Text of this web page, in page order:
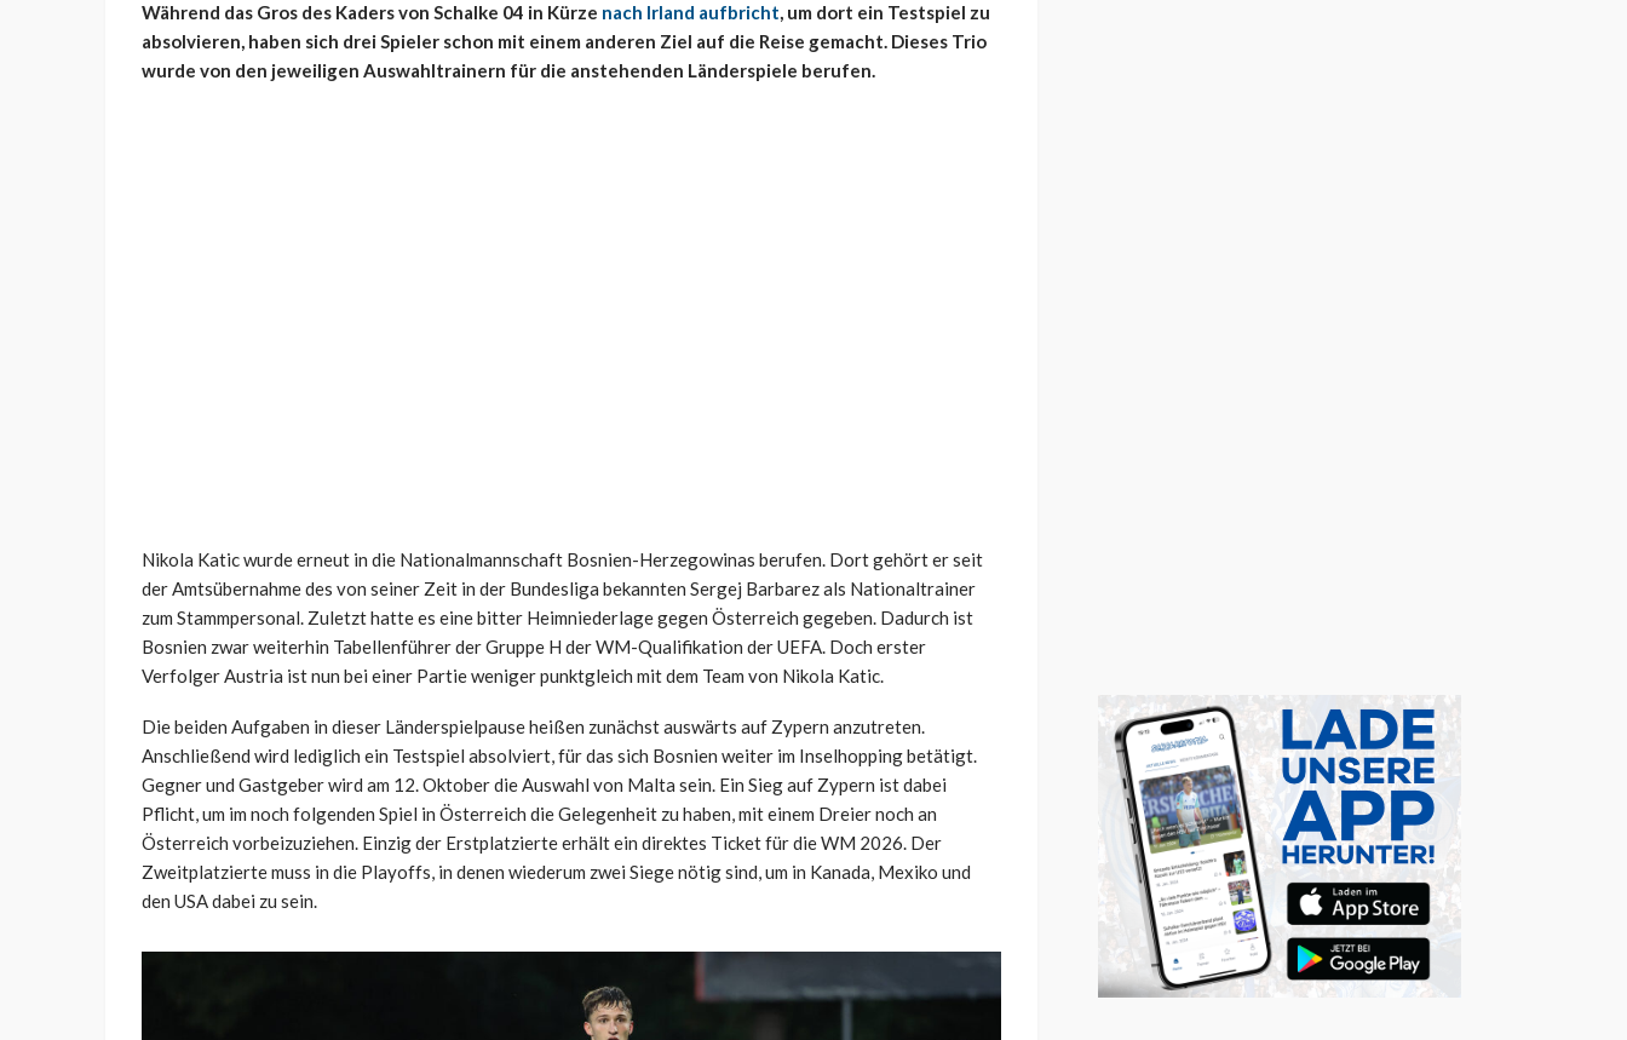
Während das Gros des Kaders von Schalke 04 in Kürze nach Irland aufbricht, um dort ein Testspiel zu
absolvieren, haben sich drei Spieler schon mit einem anderen Ziel auf die Reise gemacht. Dieses Trio
wurde von den jeweiligen Auswahltrainern für die anstehenden Länderspiele berufen.
Nikola Katic wurde erneut in die Nationalmannschaft Bosnien-Herzegowinas berufen. Dort gehört er seit
der Amtsübernahme des von seiner Zeit in der Bundesliga bekannten Sergej Barbarez als Nationaltrainer
zum Stammpersonal. Zuletzt hatte es eine bitter Heimniederlage gegen Österreich gegeben. Dadurch ist
Bosnien zwar weiterhin Tabellenführer der Gruppe H der WM-Qualifikation der UEFA. Doch erster
Verfolger Austria ist nun bei einer Partie weniger punktgleich mit dem Team von Nikola Katic.
Die beiden Aufgaben in dieser Länderspielpause heißen zunächst auswärts auf Zypern anzutreten.
Anschließend wird lediglich ein Testspiel absolviert, für das sich Bosnien weiter im Inselhopping betätigt.
Gegner und Gastgeber wird am 12. Oktober die Auswahl von Malta sein. Ein Sieg auf Zypern ist dabei
Pflicht, um im noch folgenden Spiel in Österreich die Gelegenheit zu haben, mit einem Dreier noch an
Österreich vorbeizuziehen. Einzig der Erstplatzierte erhält ein direktes Ticket für die WM 2026. Der
Zweitplatzierte muss in die Playoffs, in denen wiederum zwei Siege nötig sind, um in Kanada, Mexiko und
den USA dabei zu sein.